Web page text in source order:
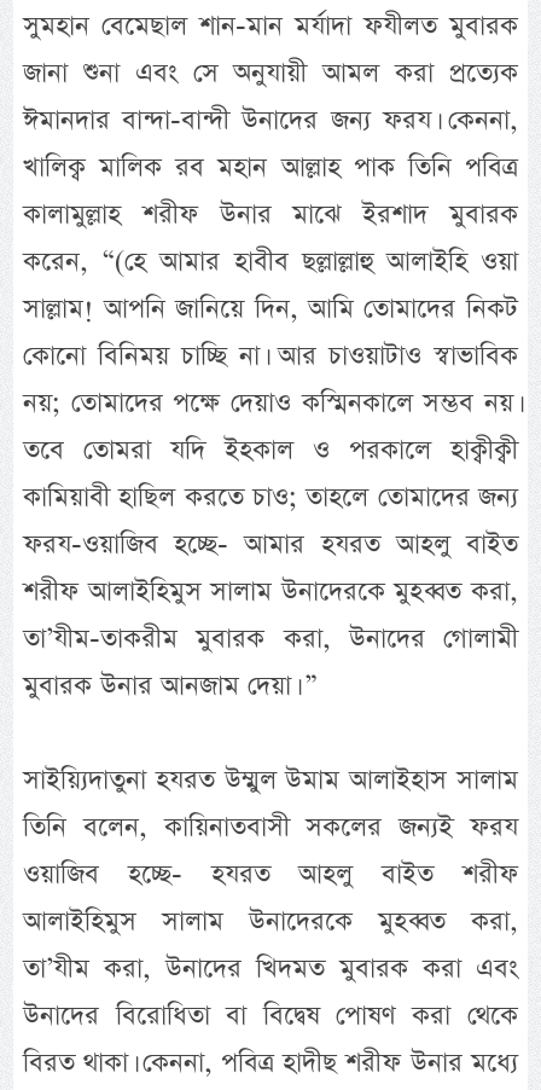
সুমহান বেমেছাল শান-মান মর্যাদা ফযীলত মুবারক
জানা শুনা এবং সে অনুযায়ী আমল করা প্রত্যেক
ঈমানদার বান্দা-বান্দী উনাদের জন্য ফরয। কেননা,
খালিক্ব মালিক রব মহান আল্লাহ পাক তিনি পবিত্র
কালামুল্লাহ শরীফ উনার মাঝে ইরশাদ মুবারক
করেন, “(হে আমার হাবীব ছল্লাল্লাহু আলাইহি ওয়া
সাল্লাম! আপনি জানিয়ে দিন, আমি তোমাদের নিকট
কোনো বিনিময় চাচ্ছি না। আর চাওয়াটাও স্বাভাবিক
নয়; তোমাদের পক্ষে দেয়াও কস্মিনকালে সম্ভব নয়।
তবে তোমরা যদি ইহকাল ও পরকালে হাক্বীক্বী
কামিয়াবী হাছিল করতে চাও; তাহলে তোমাদের জন্য
ফরয-ওয়াজিব হচ্ছে- আমার হযরত আহলু বাইত
শরীফ আলাইহিমুস সালাম উনাদেরকে মুহব্বত করা,
তা’যীম-তাকরীম মুবারক করা, উনাদের গোলামী
মুবারক উনার আনজাম দেয়া। ”
সাইয়্যিদাতুনা হযরত উম্মুল উমাম আলাইহাস সালাম
তিনি বলেন, কায়িনাতবাসী সকলের জন্যই ফরয
ওয়াজিব হচ্ছে- হযরত আহলু বাইত শরীফ
আলাইহিমুস সালাম উনাদেরকে মুহব্বত করা,
তা’যীম করা, উনাদের খিদমত মুবারক করা এবং
উনাদের বিরোধিতা বা বিদ্বেষ পোষণ করা থেকে
বিরত থাকা। কেননা, পবিত্র হাদীছ শরীফ উনার মধ্যে